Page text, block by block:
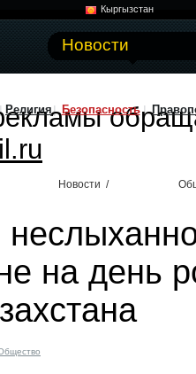
Кыргызстан
Новости
Религия Безопасность
Новости /
на день